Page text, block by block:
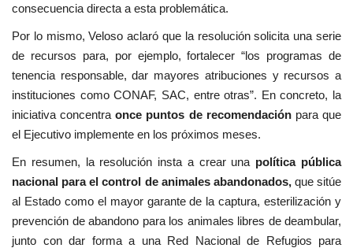
consecuencia directa a esta problemática.
Por lo mismo, Veloso aclaró que la resolución solicita una serie
de recursos para, por ejemplo, fortalecer “los programas de
tenencia responsable, dar mayores atribuciones y recursos a
instituciones como CONAF, SAC, entre otras”. En concreto, la
iniciativa concentraonce puntos de recomendaciónpara que
el Ejecutivo implemente en los próximos meses.
En resumen, la resolución insta a crear una política pública
nacional para el control de animales abandonados, que sitúe
al Estado como el mayor garante de la captura, esterilización y
prevención de abandono para los animales libres de deambular,
junto con dar forma a una Red Nacional de Refugios para